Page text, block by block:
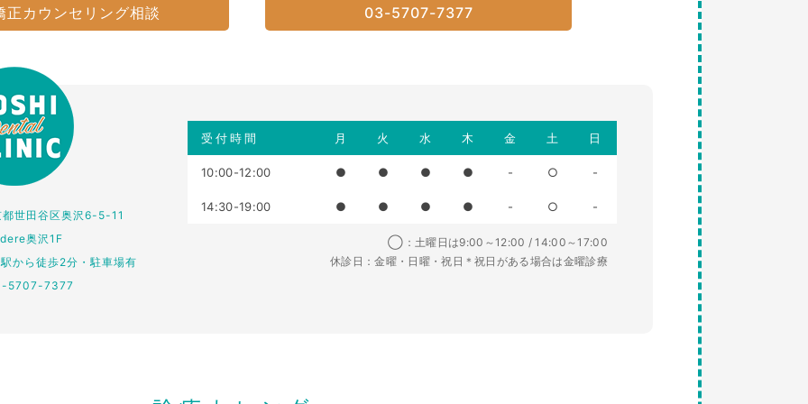
正カウンセリング相談 03-5707-7377
世田谷区奥沢6-5-11
奥沢1F
から徒歩2分・駐車場有
5707-7377
受付時間 月 火 水 木 金 土 日
10:00-12:00 ● ● ● ● - ○ -
14:30-19:00 ● ● ● ● - ○ -
◯：土曜日は9:00～12:00 / 14:00～17:00
休診日：金曜・日曜・祝日＊祝日がある場合は金曜診療